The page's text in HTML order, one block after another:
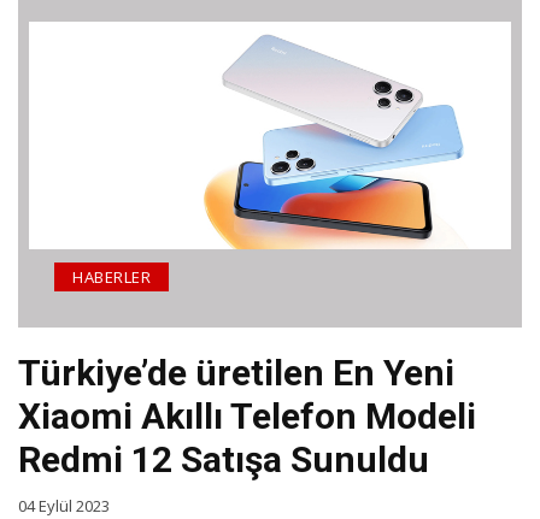
Türkiye’de üretilen En Yeni
Xiaomi Akıllı Telefon Modeli
Redmi 12 Satışa Sunuldu
HABERLER
04 Eylül 2023